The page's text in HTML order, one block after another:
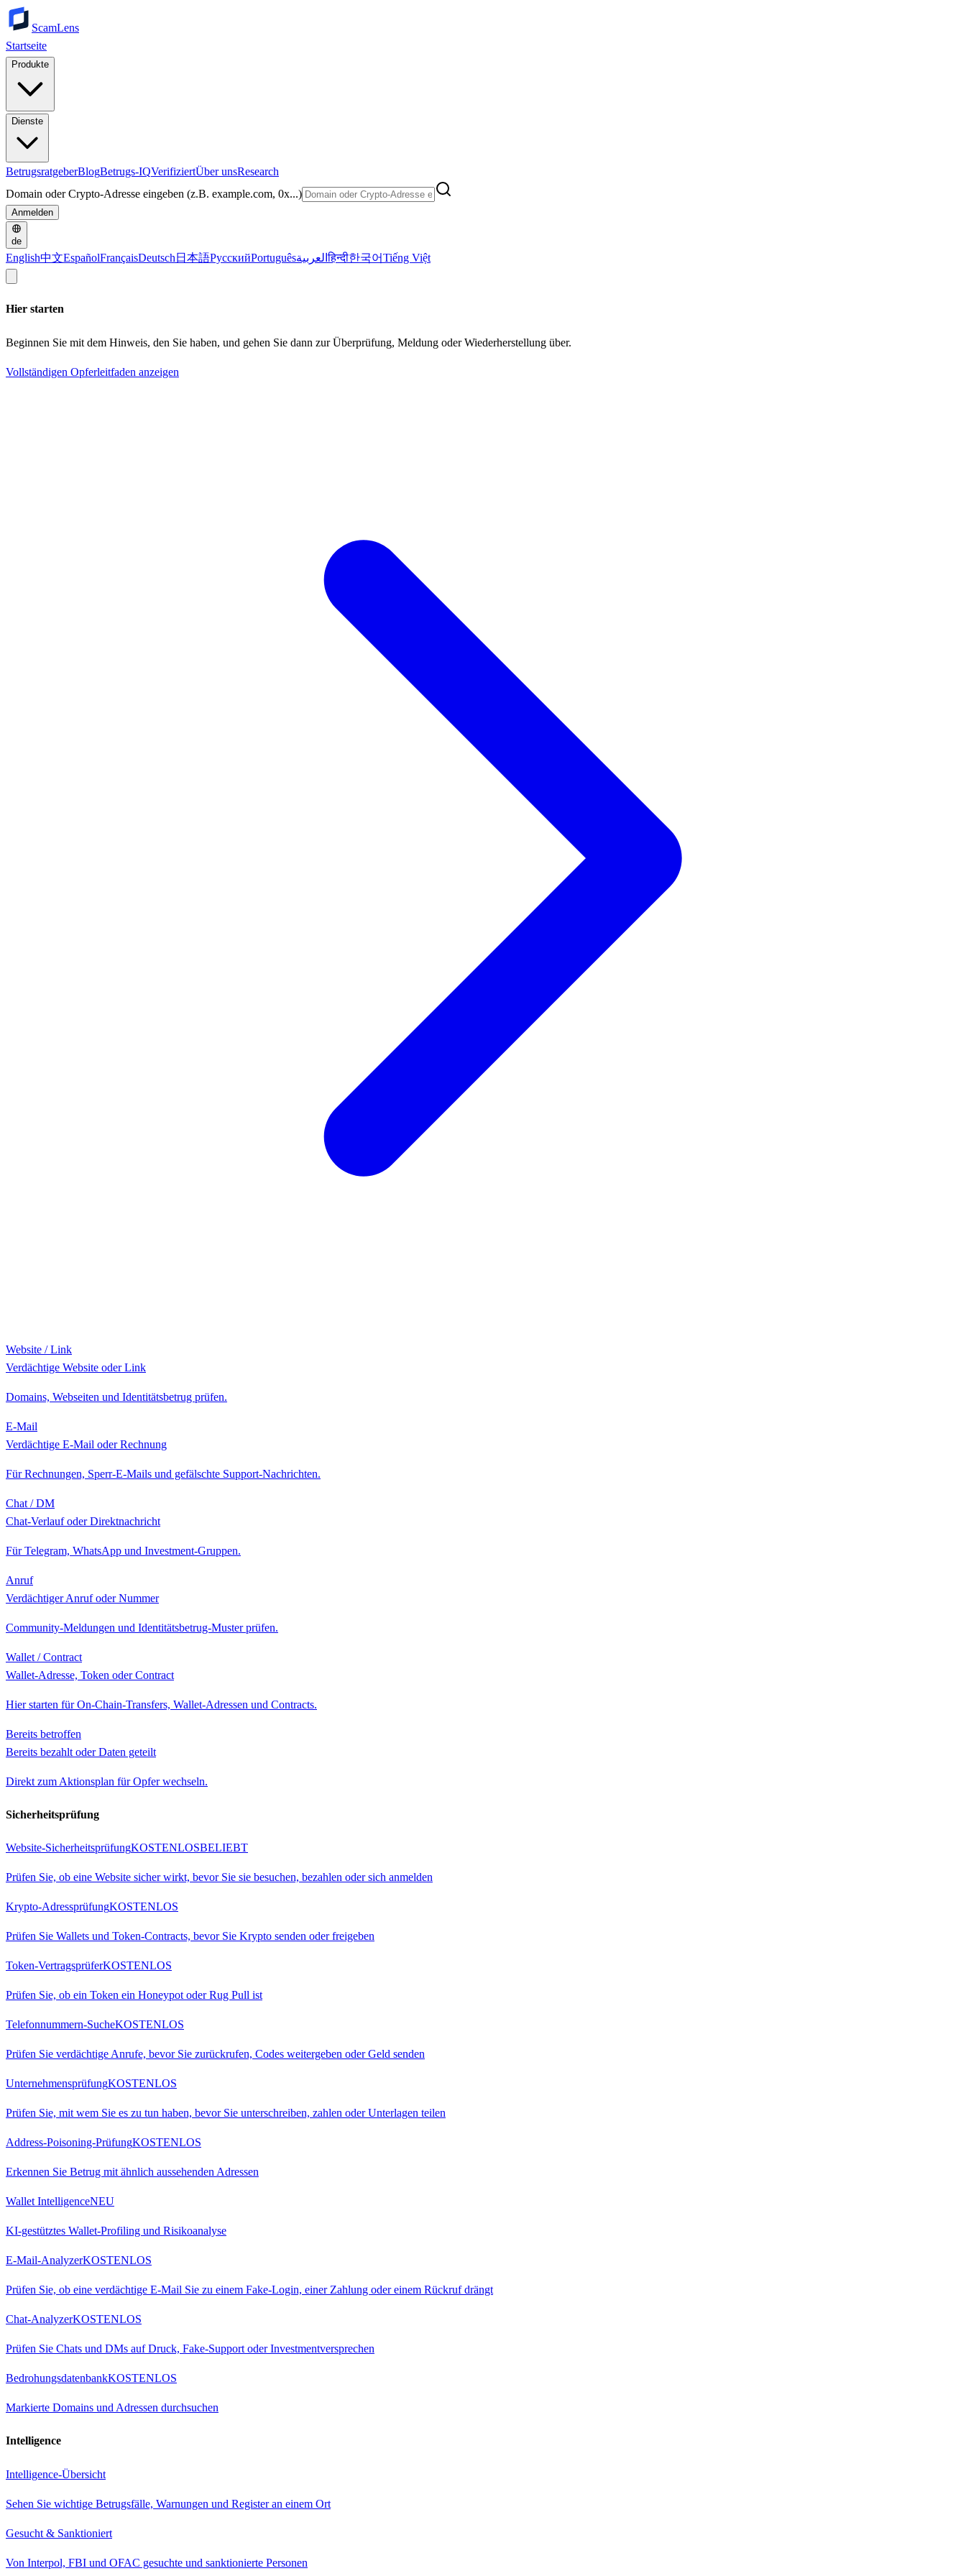
ScamLens
Startseite
Produkte
Dienste
BetrugsratgeberBlogBetrugs-IQVerifiziertÜber unsResearch
Domain oder Crypto-Adresse eingeben (z.B. example.com, 0x...)
Anmelden
de
English中文EspañolFrançaisDeutsch 日本語РусскийPortuguêsالعربيةहिन्दी한국어Tiếng Việt
Hier starten
Beginnen Sie mit dem Hinweis, den Sie haben, und gehen Sie dann zur Überprüfung, Meldung oder Wiederherstellung über.
Vollständigen Opferleitfaden anzeigen
Website / Link
Verdächtige Website oder Link
Domains, Webseiten und Identitätsbetrug prüfen.
E-Mail
Verdächtige E-Mail oder Rechnung
Für Rechnungen, Sperr-E-Mails und gefälschte Support-Nachrichten.
Chat / DM
Chat-Verlauf oder Direktnachricht
Für Telegram, WhatsApp und Investment-Gruppen.
Anruf
Verdächtiger Anruf oder Nummer
Community-Meldungen und Identitätsbetrug-Muster prüfen.
Wallet / Contract
Wallet-Adresse, Token oder Contract
Hier starten für On-Chain-Transfers, Wallet-Adressen und Contracts.
Bereits betroffen
Bereits bezahlt oder Daten geteilt
Direkt zum Aktionsplan für Opfer wechseln.
Sicherheitsprüfung
Website-SicherheitsprüfungKOSTENLOSBELIEBT
Prüfen Sie, ob eine Website sicher wirkt, bevor Sie sie besuchen, bezahlen oder sich anmelden
Krypto-AdressprüfungKOSTENLOS
Prüfen Sie Wallets und Token-Contracts, bevor Sie Krypto senden oder freigeben
Token-VertragsprüferKOSTENLOS
Prüfen Sie, ob ein Token ein Honeypot oder Rug Pull ist
Telefonnummern-SucheKOSTENLOS
Prüfen Sie verdächtige Anrufe, bevor Sie zurückrufen, Codes weitergeben oder Geld senden
UnternehmensprüfungKOSTENLOS
Prüfen Sie, mit wem Sie es zu tun haben, bevor Sie unterschreiben, zahlen oder Unterlagen teilen
Address-Poisoning-PrüfungKOSTENLOS
Erkennen Sie Betrug mit ähnlich aussehenden Adressen
Wallet IntelligenceNEU
KI-gestütztes Wallet-Profiling und Risikoanalyse
E-Mail-AnalyzerKOSTENLOS
Prüfen Sie, ob eine verdächtige E-Mail Sie zu einem Fake-Login, einer Zahlung oder einem Rückruf drängt
Chat-AnalyzerKOSTENLOS
Prüfen Sie Chats und DMs auf Druck, Fake-Support oder Investmentversprechen
BedrohungsdatenbankKOSTENLOS
Markierte Domains und Adressen durchsuchen
Intelligence
Intelligence-Übersicht
Sehen Sie wichtige Betrugsfälle, Warnungen und Register an einem Ort
Gesucht & Sanktioniert
Von Interpol, FBI und OFAC gesuchte und sanktionierte Personen